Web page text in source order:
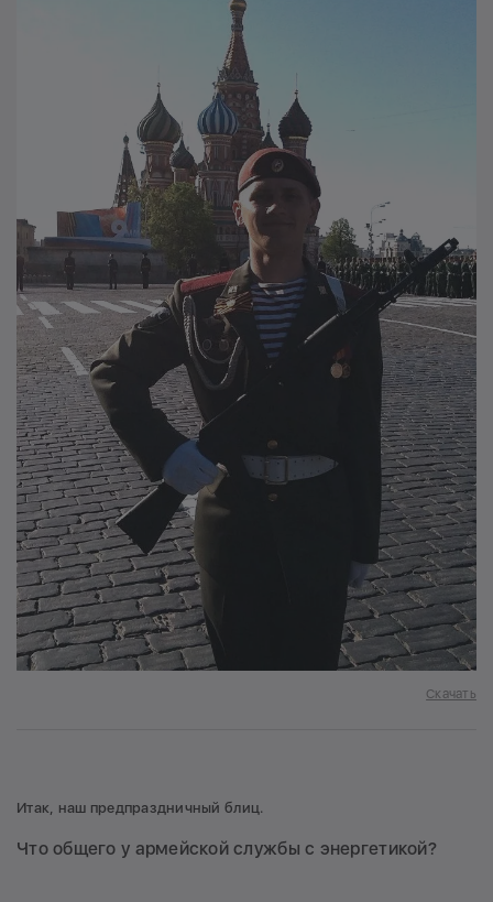
Скачать
Итак, наш предпраздничный блиц.
Что общего у армейской службы с энергетикой?